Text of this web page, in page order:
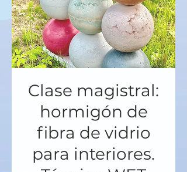
Clase magistral:
hormigón de
fibra de vidrio
para interiores.